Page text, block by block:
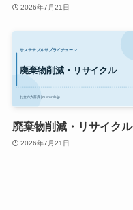
2026年7月21日
廃棄物削減・リサイクル
2026年7月21日